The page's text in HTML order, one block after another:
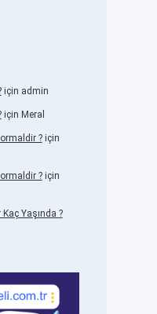
için admin
için Meral
?için
?için
Yaşında ?